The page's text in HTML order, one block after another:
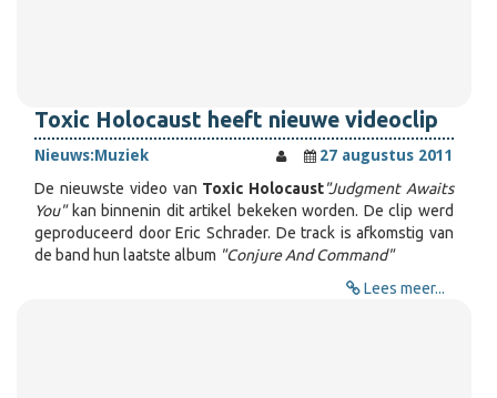
Toxic Holocaust heeft nieuwe videoclip
Nieuws:Muziek
27 augustus 2011
De nieuwste video van Toxic Holocaust"Judgment Awaits
You"kan binnenin dit artikel bekeken worden. De clip werd
geproduceerd door Eric Schrader. De track is afkomstig van
de band hun laatste album "Conjure And Command"
Lees meer...